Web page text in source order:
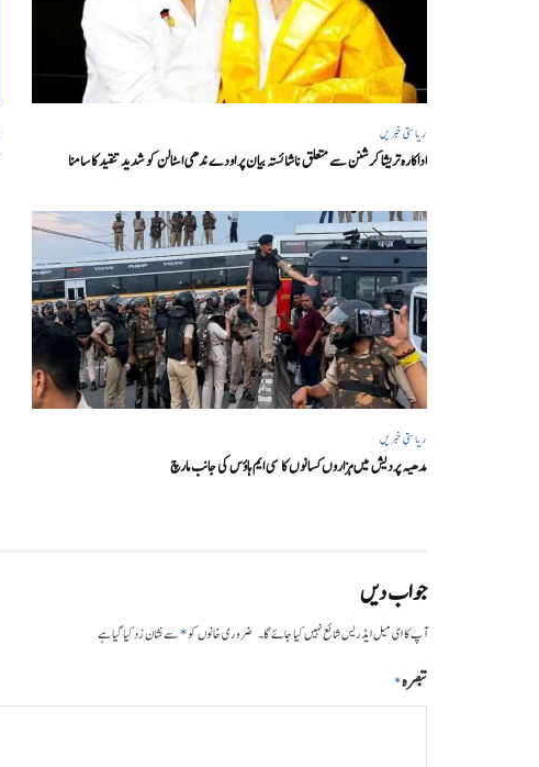
ریاستی خبریں
اداکارہ تریشا کرشنن سے متعلق ناشائستہ بیان پر اودے ندھی اسٹالن کو شدید تنقید کا سامنا
ریاستی خبریں
مدھیہ پردیش میں ہزاروں کسانوں کا سی ایم ہاؤس کی جانب مارچ
جواب دیں
آپ کا ای میل ایڈریس شائع نہیں کیا جائے گا۔ ضروری خانوں کو*سے نشان زد کیا گیا ہے
تبصرہ*